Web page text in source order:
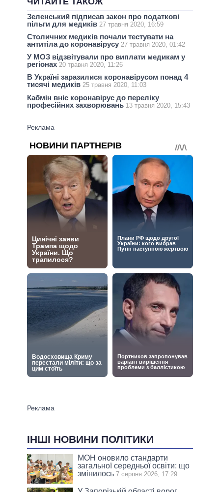
Зеленський підписав закон про податкові
пільги для медиків 27 травня 2020, 16:59
Столичних медиків почали тестувати на
антитіла до коронавірусу 27 травня 2020, 01:42
У МОЗ відзвітували про виплати медикам у
регіонах 20 травня 2020, 11:26
В Україні заразилися коронавірусом понад 4
тисячі медиків 25 травня 2020, 11:03
Кабмін вніс коронавірус до переліку
професійних захворювань 13 травня 2020, 15:43
ІНШІ НОВИНИ ПОЛІТИКИ
МОН оновило стандарти
загальної середньої освіти: що
змінилось 7 серпня 2026, 17:29